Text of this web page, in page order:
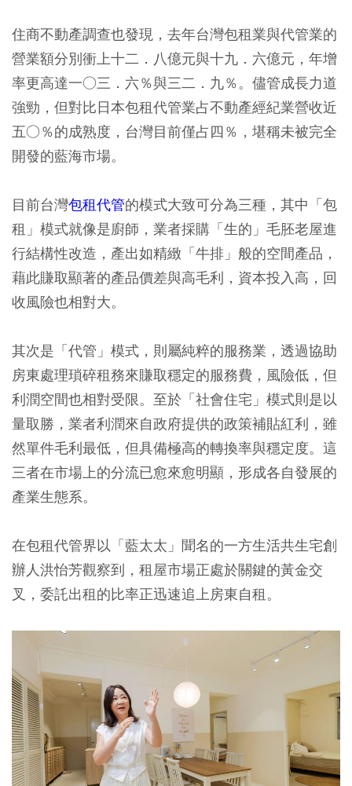
住商不動產調查也發現，去年台灣包租業與代管業的
營業額分別衝上十二．八億元與十九．六億元，年增
率更高達一○三．六％與三二．九％。儘管成長力道
強勁，但對比日本包租代管業占不動產經紀業營收近
五○％的成熟度，台灣目前僅占四％，堪稱未被完全
開發的藍海市場。
目前台灣包租代管的模式大致可分為三種，其中「包
租」模式就像是廚師，業者採購「生的」毛胚老屋進
行結構性改造，產出如精緻「牛排」般的空間產品，
藉此賺取顯著的產品價差與高毛利，資本投入高，回
收風險也相對大。
其次是「代管」模式，則屬純粹的服務業，透過協助
房東處理瑣碎租務來賺取穩定的服務費，風險低，但
利潤空間也相對受限。至於「社會住宅」模式則是以
量取勝，業者利潤來自政府提供的政策補貼紅利，雖
然單件毛利最低，但具備極高的轉換率與穩定度。這
三者在市場上的分流已愈來愈明顯，形成各自發展的
產業生態系。
在包租代管界以「藍太太」聞名的一方生活共生宅創
辦人洪怡芳觀察到，租屋市場正處於關鍵的黃金交
叉，委託出租的比率正迅速追上房東自租。